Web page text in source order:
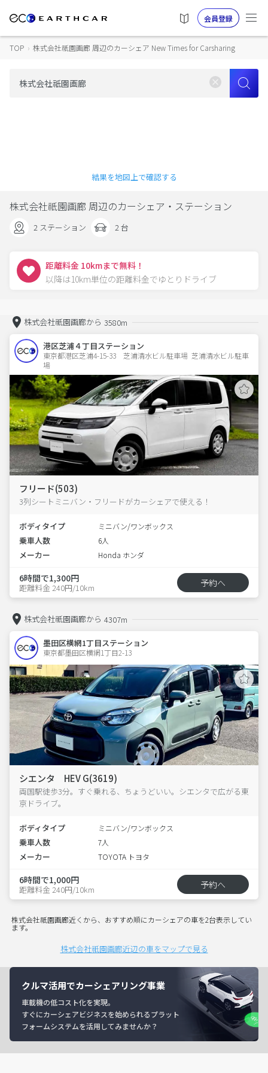
会員登録
TOP › 株式会社祇園画廊 周辺のカーシェア New Times for Carsharing
結果を地図上で確認する
株式会社祇園画廊 周辺のカーシェア・ステーション
2 ステーション 2 台
距離料金 10kmまで無料！
以降は10km単位の距離料金でゆとりドライブ
株式会社祇園画廊から 3580m
港区芝浦４丁目ステーション
東京都港区芝浦4-15-33　芝浦清水ビル駐車場  芝浦清水ビル駐車
場
フリード(503)
3列シートミニバン・フリードがカーシェアで使える！
ボディタイプ ミニバン/ワンボックス
乗車人数 6人
メーカー Honda ホンダ
6時間で1,300円
距離料金 240円/10km 予約へ
株式会社祇園画廊から 4307m
墨田区横網1丁目ステーション
東京都墨田区横網1丁目2-13
シエンタ HEV G(3619)
両国駅徒歩3分。すぐ乗れる、ちょうどいい。シエンタで広がる東
京ドライブ。
ボディタイプ ミニバン/ワンボックス
乗車人数 7人
メーカー TOYOTA トヨタ
6時間で1,000円
距離料金 240円/10km 予約へ
株式会社祇園画廊近くから、おすすめ順にカーシェアの車を2台表示してい
ます。
株式会社祇園画廊近辺の車をマップで見る
クルマ活用でカーシェアリング事業
車載機の低コスト化を実現。
すぐにカーシェアビジネスを始められるプラット
フォームシステムを活用してみませんか？